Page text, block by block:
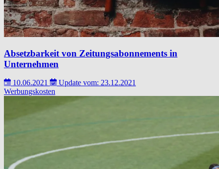
Absetzbarkeit von Zeitungsabonnements in
Unternehmen
10.06.2021
Update vom: 23.12.2021
Werbungskosten